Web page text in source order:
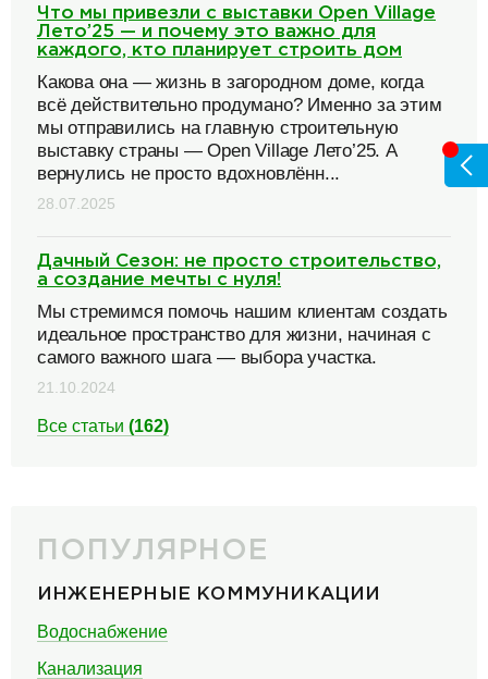
Что мы привезли с выставки Open Village
Лето’25 — и почему это важно для
каждого, кто планирует строить дом
Какова она — жизнь в загородном доме, когда
всё действительно продумано? Именно за этим
мы отправились на главную строительную
выставку страны — Open Village Лето’25. А
вернулись не просто вдохновлённ...
28.07.2025
Дачный Сезон: не просто строительство,
а создание мечты с нуля!
Мы стремимся помочь нашим клиентам создать
идеальное пространство для жизни, начиная с
самого важного шага — выбора участка.
21.10.2024
Все статьи (162)
ПОПУЛЯРНОЕ
ИНЖЕНЕРНЫЕ КОММУНИКАЦИИ
Водоснабжение
Канализация